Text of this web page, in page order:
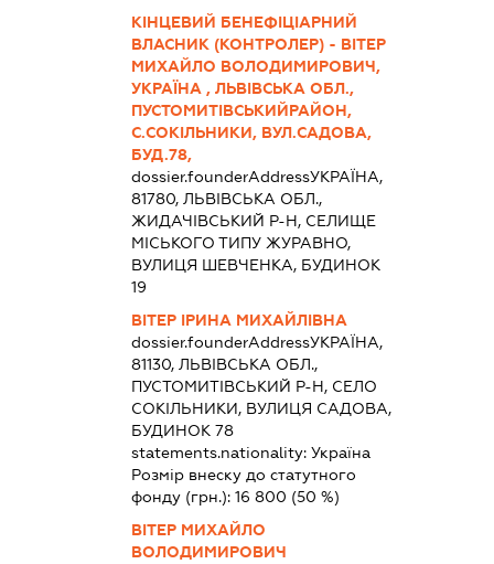
КІНЦЕВИЙ БЕНЕФІЦІАРНИЙ
ВЛАСНИК (КОНТРОЛЕР) - ВІТЕР
МИХАЙЛО ВОЛОДИМИРОВИЧ,
УКРАЇНА , ЛЬВІВСЬКА ОБЛ.,
ПУСТОМИТІВСЬКИЙРАЙОН,
С.СОКІЛЬНИКИ, ВУЛ.САДОВА,
БУД.78,
dossier.founderAddressУКРАЇНА,
81780, ЛЬВІВСЬКА ОБЛ.,
ЖИДАЧІВСЬКИЙ Р-Н, СЕЛИЩЕ
МІСЬКОГО ТИПУ ЖУРАВНО,
ВУЛИЦЯ ШЕВЧЕНКА, БУДИНОК
19
ВІТЕР ІРИНА МИХАЙЛІВНА
dossier.founderAddressУКРАЇНА,
81130, ЛЬВІВСЬКА ОБЛ.,
ПУСТОМИТІВСЬКИЙ Р-Н, СЕЛО
СОКІЛЬНИКИ, ВУЛИЦЯ САДОВА,
БУДИНОК 78
statements.nationality: Україна
Розмір внеску до статутного
фонду (грн.): 16 800 (50 %)
ВІТЕР МИХАЙЛО
ВОЛОДИМИРОВИЧ